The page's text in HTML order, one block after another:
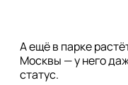
А ещё в парке
Москвы — у него
статус.